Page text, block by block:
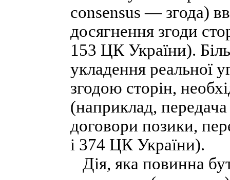
consensus — згода)
досягнення згоди
153 ЦК України).
укладення реальної
згодою сторін,
(наприклад,
договори позики,
і 374 ЦК України).
Дія, яка повинна